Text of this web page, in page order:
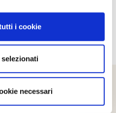
i cookie
necessari